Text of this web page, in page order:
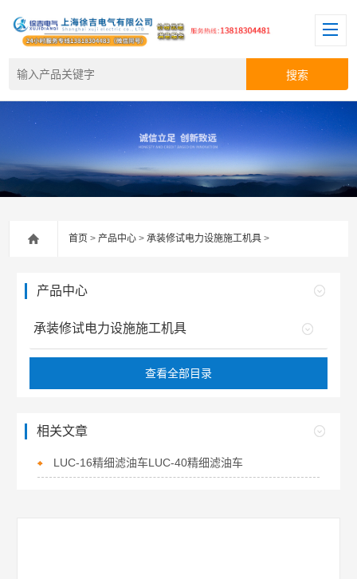
首页 >产品中心 >承装修试电力设施施工机具 >
产品中心
承装修试电力设施施工机具
查看全部目录
相关文章
LUC-16精细滤油车LUC-40精细滤油车